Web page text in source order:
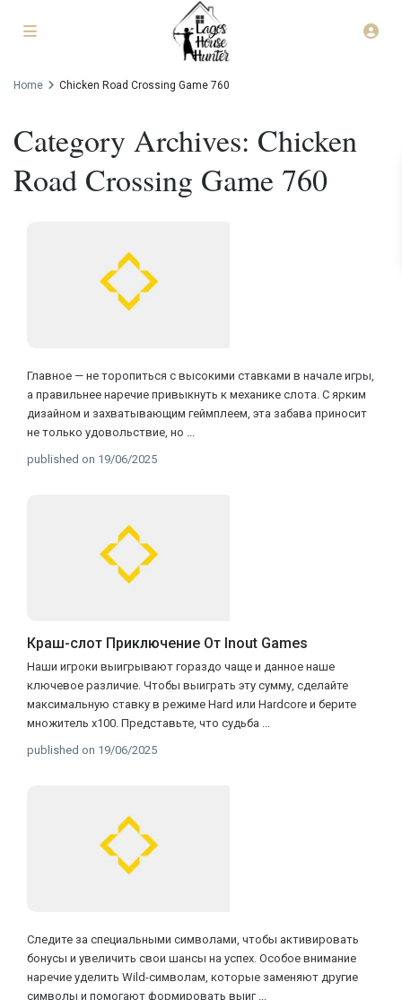
Home Chicken Road Crossing Game 760
Category Archives: Chicken
Road Crossing Game 760
Главное — не торопиться с высокими ставками в начале игры,
а правильнее наречие привыкнуть к механике слота. С ярким
дизайном и захватывающим геймплеем, эта забава приносит
не только удовольствие, но ...
published on 19/06/2025
Краш-слот Приключение От Inout Games
Наши игроки выигрывают гораздо чаще и данное наше
ключевое различие. Чтобы выиграть эту сумму, сделайте
максимальную ставку в режиме Hard или Hardcore и берите
множитель x100. Представьте, что судьба ...
published on 19/06/2025
Следите за специальными символами, чтобы активировать
бонусы и увеличить свои шансы на успех. Особое внимание
наречие уделить Wild-символам, которые заменяют другие
символы и помогают формировать выиг ...